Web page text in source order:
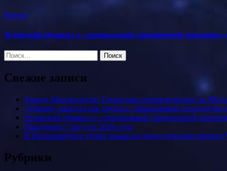
Разное
Зеленский объявил о «специальной санкционной операции»
Найти:
Свежие записи
Здание Минэкологии Татарстана отремонтируют за 300
«Умный» квартал как процесс: обновляемые технологии
Зеленский объявил о «специальной санкционной
Праздники 7 августа 2026 года
В Екатеринбурге тушат пожар на логистическом объекте
Рубрики